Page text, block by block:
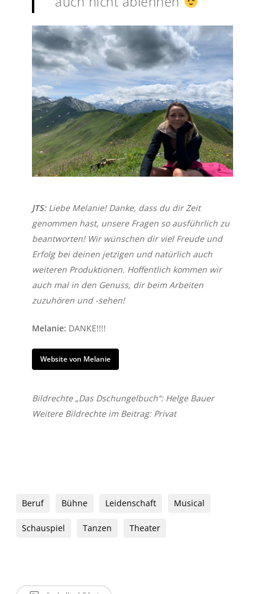
JTS:Liebe Melanie! Danke, dass du dir Zeit
genommen hast, unsere Fragen so ausführlich zu
beantworten! Wir wünschen dir viel Freude und
Erfolg bei deinen jetzigen und natürlich auch
weiteren Produktionen. Hoffentlich kommen wir
auch mal in den Genuss, dir beim Arbeiten
zuzuhören und -sehen!
Melanie: DANKE!!!!
Website von Melanie
Bildrechte „Das Dschungelbuch“: Helge Bauer
Weitere Bildrechte im Beitrag: Privat
Beruf Bühne Leidenschaft Musical
Schauspiel Tanzen Theater